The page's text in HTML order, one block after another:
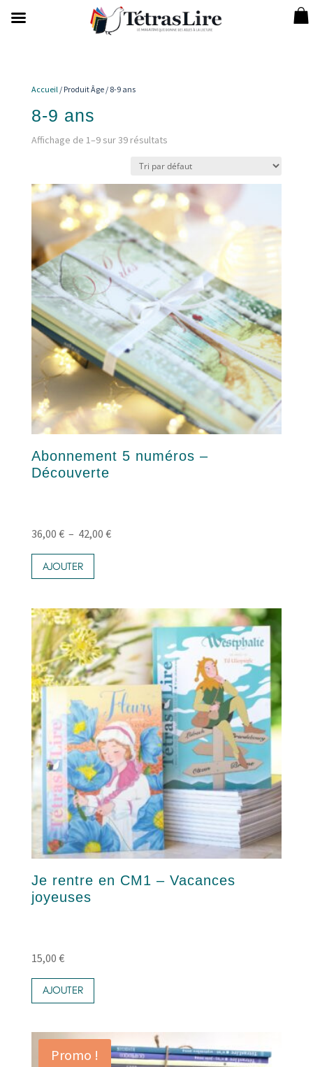
Accueil/ Produit Âge / 8-9 ans
8-9 ans
Affichage de 1–9 sur 39 résultats
Abonnement 5 numéros –
Découverte
36,00 € – 42,00 €Plage
à
42,00 €
AJOUTER
a
Les
options
peuvent
être
choisies
page
du
produit
Je rentre en CM1 – Vacances
joyeuses
15,00 €
AJOUTER
Promo !